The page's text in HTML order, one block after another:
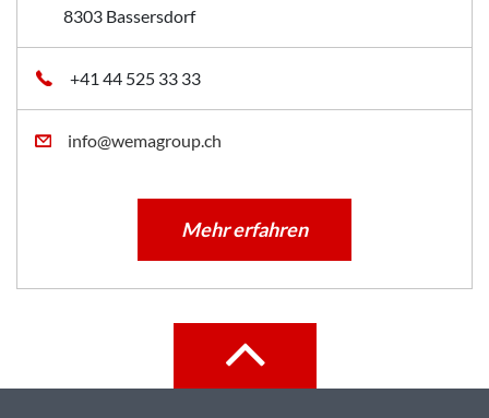
8303 Bassersdorf
+41 44 525 33 33
info@wemagroup.ch
Mehr erfahren